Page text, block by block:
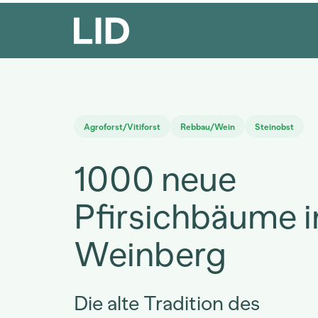
Agroforst/Vitiforst Rebbau/Wein Steinobst
1000 neue
Pfirsichbäume
Weinberg
Die alte Tradition des